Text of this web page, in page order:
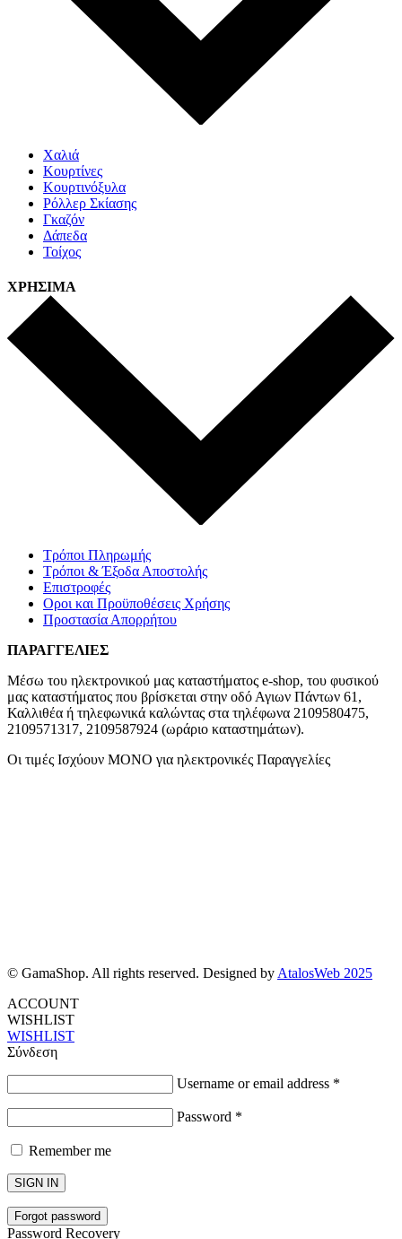
Χαλιά
Κουρτίνες
Κουρτινόξυλα
Ρόλλερ Σκίασης
Γκαζόν
Δάπεδα
Τοίχος
ΧΡΗΣΙΜΑ
Τρόποι Πληρωμής
Τρόποι & Έξοδα Αποστολής
Επιστροφές
Οροι και Προϋποθέσεις Χρήσης
Προστασία Απορρήτου
ΠΑΡΑΓΓΕΛΙΕΣ
Μέσω του ηλεκτρονικού μας καταστήματος e-shop, του φυσικού
μας καταστήματος που βρίσκεται στην οδό Αγιων Πάντων 61,
Καλλιθέα ή τηλεφωνικά καλώντας στα τηλέφωνα 2109580475,
2109571317, 2109587924 (ωράριο καταστημάτων).
Οι τιμές Ισχύουν ΜΟΝΟ για ηλεκτρονικές Παραγγελίες
© GamaShop. All rights reserved. Designed by AtalosWeb 2025
ACCOUNT
WISHLIST
WISHLIST
Σύνδεση
Username or email address *
Password *
Remember me
SIGN IN
Forgot password
Password Recovery